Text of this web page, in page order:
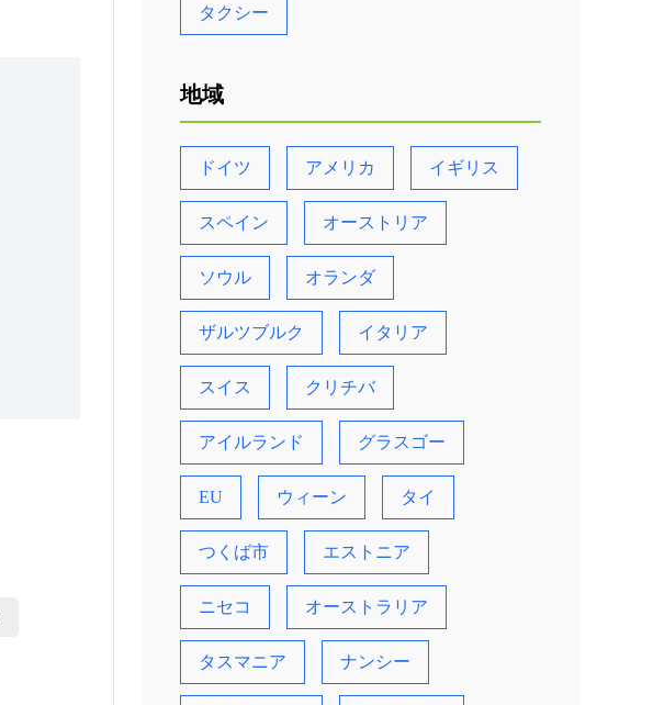
タクシー
地域
ドイツ アメリカ イギリス
スペイン オーストリア
ソウル オランダ
ザルツブルク イタリア
スイス クリチバ
アイルランド グラスゴー
EU ウィーン タイ
つくば市 エストニア
ニセコ オーストラリア
タスマニア ナンシー